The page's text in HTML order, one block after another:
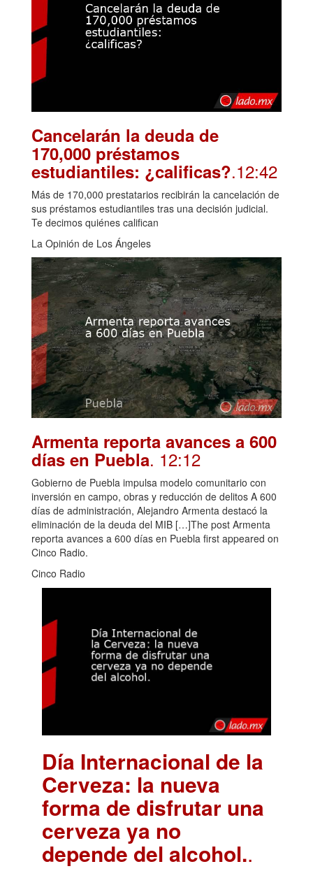
Cancelarán la deuda de
170,000 préstamos
estudiantiles: ¿calificas?.12:42
Más de 170,000 prestatarios recibirán la cancelación de
sus préstamos estudiantiles tras una decisión judicial.
Te decimos quiénes califican
La Opinión de Los Ángeles
Armenta reporta avances a 600
días en Puebla. 12:12
Gobierno de Puebla impulsa modelo comunitario con
inversión en campo, obras y reducción de delitos A 600
días de administración, Alejandro Armenta destacó la
eliminación de la deuda del MIB […]The post Armenta
reporta avances a 600 días en Puebla first appeared on
Cinco Radio.
Cinco Radio
Día Internacional de la
Cerveza: la nueva
forma de disfrutar una
cerveza ya no
depende del alcohol..